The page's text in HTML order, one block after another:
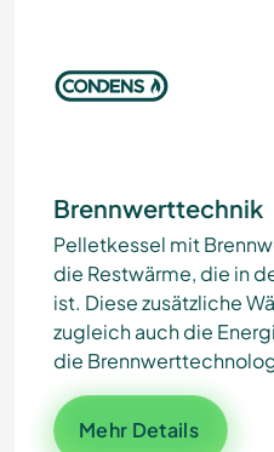
Brennwerttechnik
Pelletkessel mit
die Restwärme, die in
ist. Diese zusätzliche
zugleich auch die
die
Mehr Details